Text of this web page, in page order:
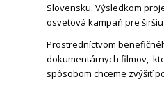
Slovensku. Výsledkom
osvetová kampaň pre
Prostredníctvom
dokumentárnych filmov,
spôsobom chceme zvýšiť